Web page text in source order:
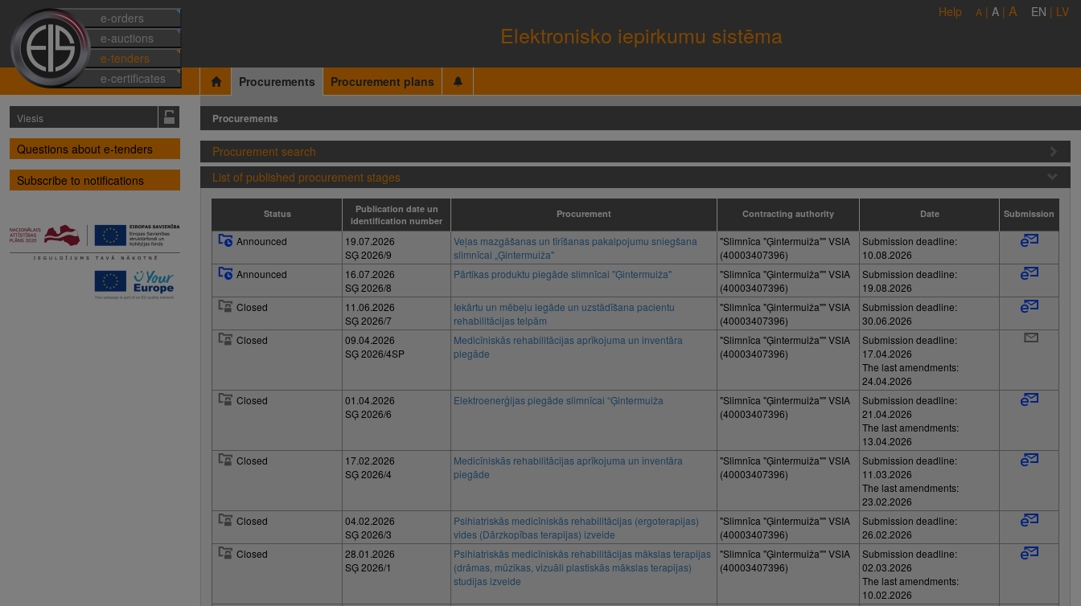
e-orders
e-auctions
e-tenders
e-certificates
Elektronisko iepirkumu sistēma
Help A | A | A EN | LV
Procurements Procurement plans
Viesis
Questions about e-tenders
Subscribe to notifications
Procurements
Procurement search
List of published procurement stages
Status
Publication date un
identification number
Procurement Contracting authority Date Submission
Announced
19.07.2026
SĢ 2026/9
Veļas mazgāšanas un tīrīšanas pakalpojumu sniegšana
slimnīcai „Ģintermuiža"
"Slimnīca "Ģintermuiža"" VSIA
(40003407396)
Submission deadline:
10.08.2026
Announced
16.07.2026
SĢ 2026/8
Pārtikas produktu piegāde slimnīcai "Ģintermuiža"
"Slimnīca "Ģintermuiža"" VSIA
(40003407396)
Submission deadline:
19.08.2026
Closed
11.06.2026
SĢ 2026/7
Iekārtu un mēbeļu iegāde un uzstādīšana pacientu
rehabilitācijas telpām
"Slimnīca "Ģintermuiža"" VSIA
(40003407396)
Submission deadline:
30.06.2026
Closed
09.04.2026
SĢ 2026/4SP
Medicīniskās rehabilitācijas aprīkojuma un inventāra
piegāde
"Slimnīca "Ģintermuiža"" VSIA
(40003407396)
Submission deadline:
17.04.2026
The last amendments:
24.04.2026
Closed
01.04.2026
SĢ 2026/6
Elektroenerģijas piegāde slimnīcai “Ģintermuiža
"Slimnīca "Ģintermuiža"" VSIA
(40003407396)
Submission deadline:
21.04.2026
The last amendments:
13.04.2026
Closed
17.02.2026
SĢ 2026/4
Medicīniskās rehabilitācijas aprīkojuma un inventāra
piegāde
"Slimnīca "Ģintermuiža"" VSIA
(40003407396)
Submission deadline:
11.03.2026
The last amendments:
23.02.2026
Closed
04.02.2026
SĢ 2026/3
Psihiatriskās medicīniskās rehabilitācijas (ergoterapijas)
vides (Dārzkopības terapijas) izveide
"Slimnīca "Ģintermuiža"" VSIA
(40003407396)
Submission deadline:
26.02.2026
Closed
28.01.2026
SĢ 2026/1
Psihiatriskās medicīniskās rehabilitācijas mākslas terapijas
(drāmas, mūzikas, vizuāli plastiskās mākslas terapijas)
studijas izveide
"Slimnīca "Ģintermuiža"" VSIA
(40003407396)
Submission deadline:
02.03.2026
The last amendments:
10.02.2026